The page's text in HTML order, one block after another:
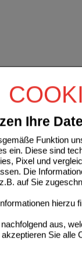
Ihre
Funktion
ein. Diese sind
Pixel und
Die
auf Sie
hierzu
aus,
Sie alle